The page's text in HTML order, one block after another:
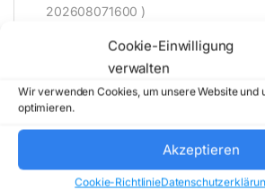
Cookie-Einwilligung
verwalten
Wir verwenden Cookies, um unsere Website und
optimieren.
Akzeptieren
Cookie-Richtlinie
202608071600 )
System Telephones VoIP